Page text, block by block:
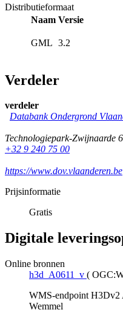
Distributieformaat
Naam Versie
GML 3.2
Verdeler
verdeler
Databank Ondergrond
Technologiepark-Zwijnaarde
+32 9 240 75 00
https://www.dov.vlaanderen.be
Prijsinformatie
Gratis
Digitale
Online bronnen
h3d_A0611_v (
WMS-endpoint H3Dv2
Wemmel